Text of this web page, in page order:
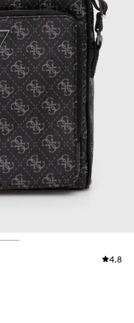
4.8